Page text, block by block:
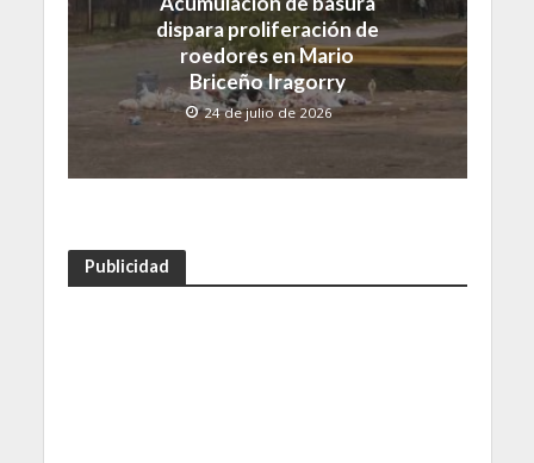
dispara proliferación de
roedores en Mario
Briceño Iragorry
24 de julio de 2026
Publicidad